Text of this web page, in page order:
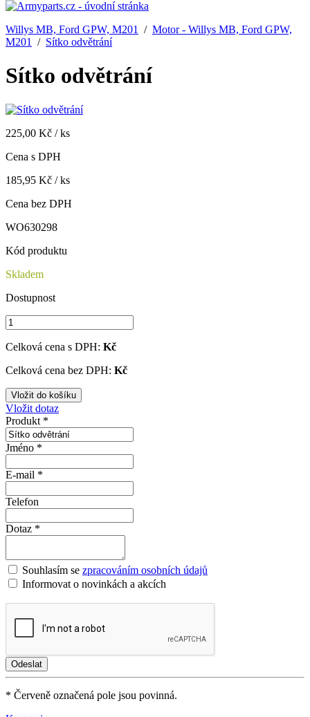
Willys MB, Ford GPW, M201 / Motor - Willys MB, Ford GPW,
M201
/ Sítko odvětrání
Sítko odvětrání
225,00 Kč / ks
Cena s DPH
185,95 Kč / ks
Cena bez DPH
WO630298
Kód produktu
Skladem
Dostupnost
Celková cena s DPH: Kč
Celková cena bez DPH: Kč
Vložit dotaz
Produkt *
Jméno *
E-mail *
Telefon
Dotaz *
Souhlasím se zpracováním osobních údajů
Informovat o novinkách a akcích
* Červeně označená pole jsou povinná.